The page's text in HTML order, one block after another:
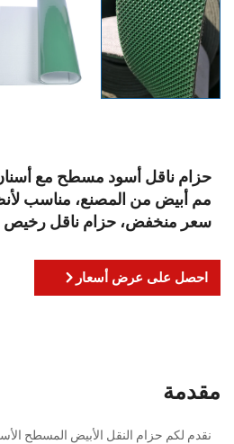
مم أبيض من المصنع، مناسب
سعر منخفض، حزام ناقل رخيص
احصل على عرض أسعار
مقدمة